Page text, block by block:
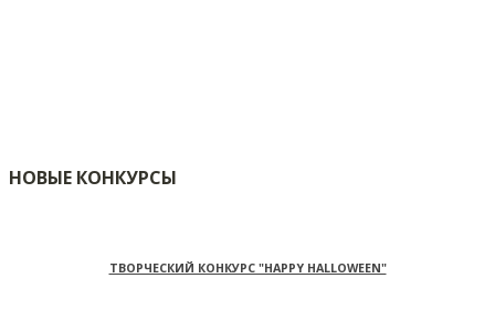
НОВЫЕ КОНКУРСЫ
ТВОРЧЕСКИЙ КОНКУРС "HAPPY HALLOWEEN"